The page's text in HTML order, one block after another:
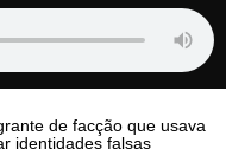
de facção que usava
identidades falsas